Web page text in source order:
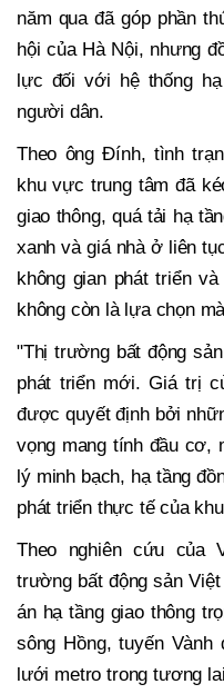
năm qua đã góp phần
hội của Hà Nội, nhưng
lực đối với hệ thống
người dân.
Theo ông Đính, tình
khu vực trung tâm đã
giao thông, quá tải hạ
xanh và giá nhà ở liên
không gian phát triển
không còn là lựa chọn
"Thị trường bất động
phát triển mới. Giá trị
được quyết định bởi
vọng mang tính đầu cơ,
lý minh bạch, hạ tầng
phát triển thực tế của
Theo nghiên cứu của
trường bất động sản
án hạ tầng giao thông
sông Hồng, tuyến
lưới metro trong tương